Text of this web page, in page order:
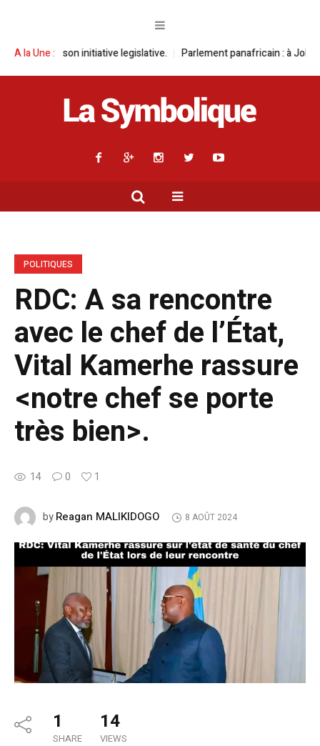
A la Une :
initiative legislative. Parlement panafricain : à Johannesburg, Aimé
POLITIQUES
RDC: A sa rencontre
avec le chef de l’État,
Vital Kamerhe rassure
<notre chef se porte
très bien>.
14 0 1
byReagan MALIKIDOGO 8 AOÛT 2024
1
SHARE
14
VIEWS